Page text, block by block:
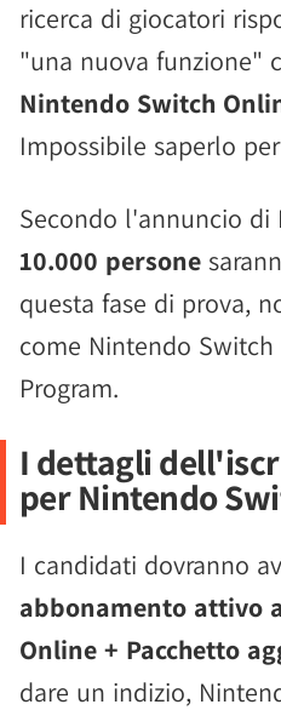
ricerca di giocatori
"una nuova funzione"
Nintendo Switch
Impossibile saperlo
Secondo l'annuncio di
10.000 persone
questa fase di prova,
come Nintendo
Program.
I dettagli
per Nintendo
I candidati dovranno
abbonamento attivo
Online + Pacchetto
dare un indizio,